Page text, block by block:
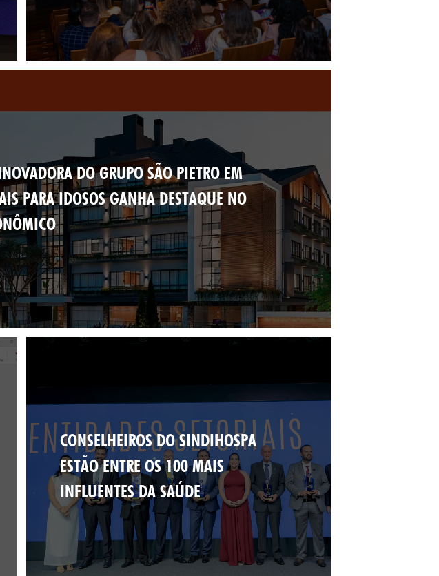
DO GRUPO SÃO PIETRO EM
PARA IDOSOS GANHA DESTAQUE NO
CONSELHEIROS DO SINDIHOSPA
ESTÃO ENTRE OS 100 MAIS
INFLUENTES DA SAÚDE